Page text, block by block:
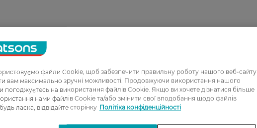
та барвників;
Е, гліцерин рослинного походження.
колір обличчя.
шкіри.
файли Cookie, щоб забезпечити правильну роботу нашого веб-сайту
вам максимально зручні можливості. Продовжуючи використання нашого
погоджуєтесь на використання файлів Cookie. Якщо ви хочете дізнатися більше
нами файлів Cookie та/або змінити свої вподобання щодо файлів
ласка, відвідайте сторінку Політіка конфіденційності